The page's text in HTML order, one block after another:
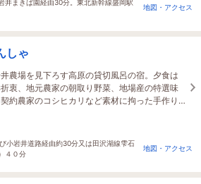
井まきば園経由30分。東北新幹線盛岡駅
地図・アクセス
しゃ
農場を見下ろす高原の貸切風呂の宿。夕食は
衷、地元農家の朝取り野菜、地場産の特選味
約農家のコシヒカリなど素材に拘った手作り
、メインには牛ヒレステーキが出ます。
小岩井道路経由約30分又は田沢湖線雫石
４０分
地図・アクセス